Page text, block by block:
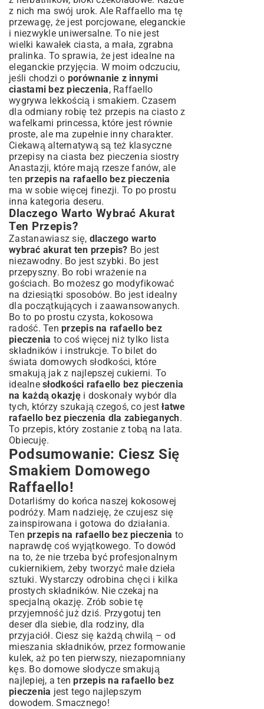
z nich ma swój urok. Ale Raffaello ma tę
przewagę, że jest porcjowane, eleganckie
i niezwykle uniwersalne. To nie jest
wielki kawałek ciasta, a mała, zgrabna
pralinka. To sprawia, że jest idealne na
eleganckie przyjęcia. W moim odczuciu,
jeśli chodzi o porównanie z innymi
ciastami bez pieczenia, Raffaello
wygrywa lekkością i smakiem. Czasem
dla odmiany robię też przepis na ciasto z
wafelkami princessa, które jest równie
proste, ale ma zupełnie inny charakter.
Ciekawą alternatywą są też klasyczne
przepisy na ciasta bez pieczenia siostry
Anastazji, które mają rzesze fanów, ale
ten przepis na rafaello bez pieczenia
ma w sobie więcej finezji. To po prostu
inna kategoria deseru.
Dlaczego Warto Wybrać Akurat
Ten Przepis?
Zastanawiasz się, dlaczego warto
wybrać akurat ten przepis? Bo jest
niezawodny. Bo jest szybki. Bo jest
przepyszny. Bo robi wrażenie na
gościach. Bo możesz go modyfikować
na dziesiątki sposobów. Bo jest idealny
dla początkujących i zaawansowanych.
Bo to po prostu czysta, kokosowa
radość. Ten przepis na rafaello bez
pieczenia to coś więcej niż tylko lista
składników i instrukcje. To bilet do
świata domowych słodkości, które
smakują jak z najlepszej cukierni. To
idealne słodkości rafaello bez pieczenia
na każdą okazjęi doskonały wybór dla
tych, którzy szukają czegoś, co jestłatwe
rafaello bez pieczenia dla zabieganych.
To przepis, który zostanie z tobą na lata.
Obiecuję.
Podsumowanie: Ciesz Się
Smakiem Domowego
Raffaello!
Dotarliśmy do końca naszej kokosowej
podróży. Mam nadzieję, że czujesz się
zainspirowana i gotowa do działania.
Ten przepis na rafaello bez pieczenia to
naprawdę coś wyjątkowego. To dowód
na to, że nie trzeba być profesjonalnym
cukiernikiem, żeby tworzyć małe dzieła
sztuki. Wystarczy odrobina chęci i kilka
prostych składników. Nie czekaj na
specjalną okazję. Zrób sobie tę
przyjemność już dziś. Przygotuj ten
deser dla siebie, dla rodziny, dla
przyjaciół. Ciesz się każdą chwilą – od
mieszania składników, przez formowanie
kulek, aż po ten pierwszy, niezapomniany
kęs. Bo domowe słodycze smakują
najlepiej, a tenprzepis na rafaello bez
pieczenia jest tego najlepszym
dowodem. Smacznego!